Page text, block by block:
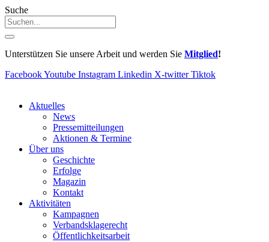
Suche
Unterstützen Sie unsere Arbeit und werden Sie Mitglied!
FacebookYoutube Instagram Linkedin X-twitter Tiktok
Aktuelles
News
Pressemitteilungen
Aktionen & Termine
Über uns
Geschichte
Erfolge
Magazin
Kontakt
Aktivitäten
Kampagnen
Verbandsklagerecht
Öffentlichkeitsarbeit